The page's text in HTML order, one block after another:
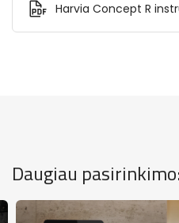
Harvia Concept R
Use.pdf
Daugiau pasirinkimo: